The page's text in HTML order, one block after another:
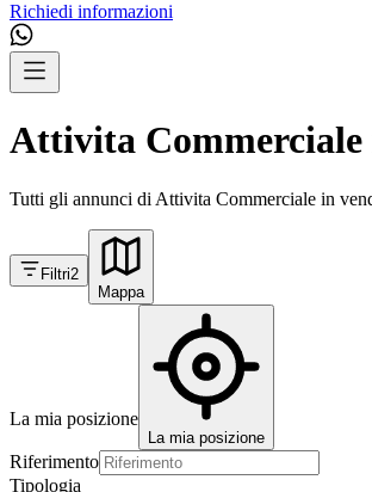
Richiedi informazioni
Attivita Commerciale
Tutti gli annunci di Attivita Commerciale in
Filtri2
Mappa
La mia posizione
La mia posizione
Riferimento
Tipologia